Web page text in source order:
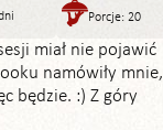
Porcje: 20
miał nie pojawić
namówiły mnie,
będzie. :) Z góry